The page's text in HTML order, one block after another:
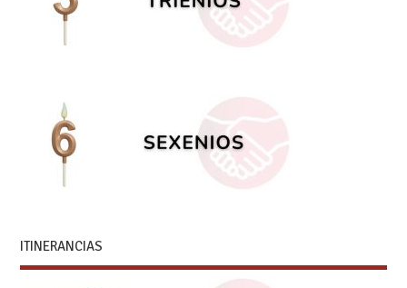
ITINERANCIAS